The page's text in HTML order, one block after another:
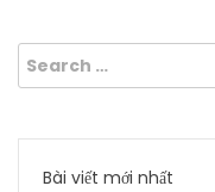
Search
for:
Bài viết mới nhất